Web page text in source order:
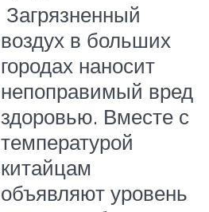
Загрязненный
воздух в больших
городах наносит
непоправимый вред
здоровью. Вместе с
температурой
китайцам
объявляют уровень